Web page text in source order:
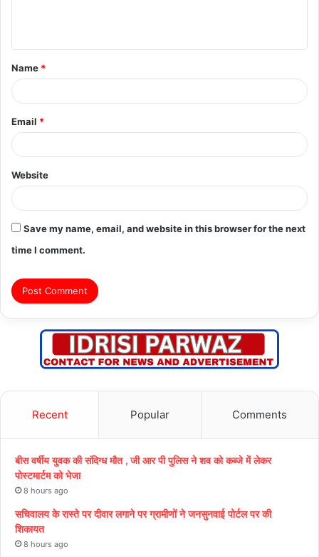
t
*
Name *
Email *
Website
Save my name, email, and website in this browser for the next
time I comment.
Recent Popular Comments
बीस वर्षीय युवक की संदिग्ध मौत , जी आर पी पुलिस ने शव को कब्जे में लेकर
पोस्टमार्टम को भेजा
8 hours ago
सचिवालय के रास्ते पर दीवार लगाने पर ग्रामीणों ने जनसुनवाई पोर्टल पर की
शिकायत
8 hours ago